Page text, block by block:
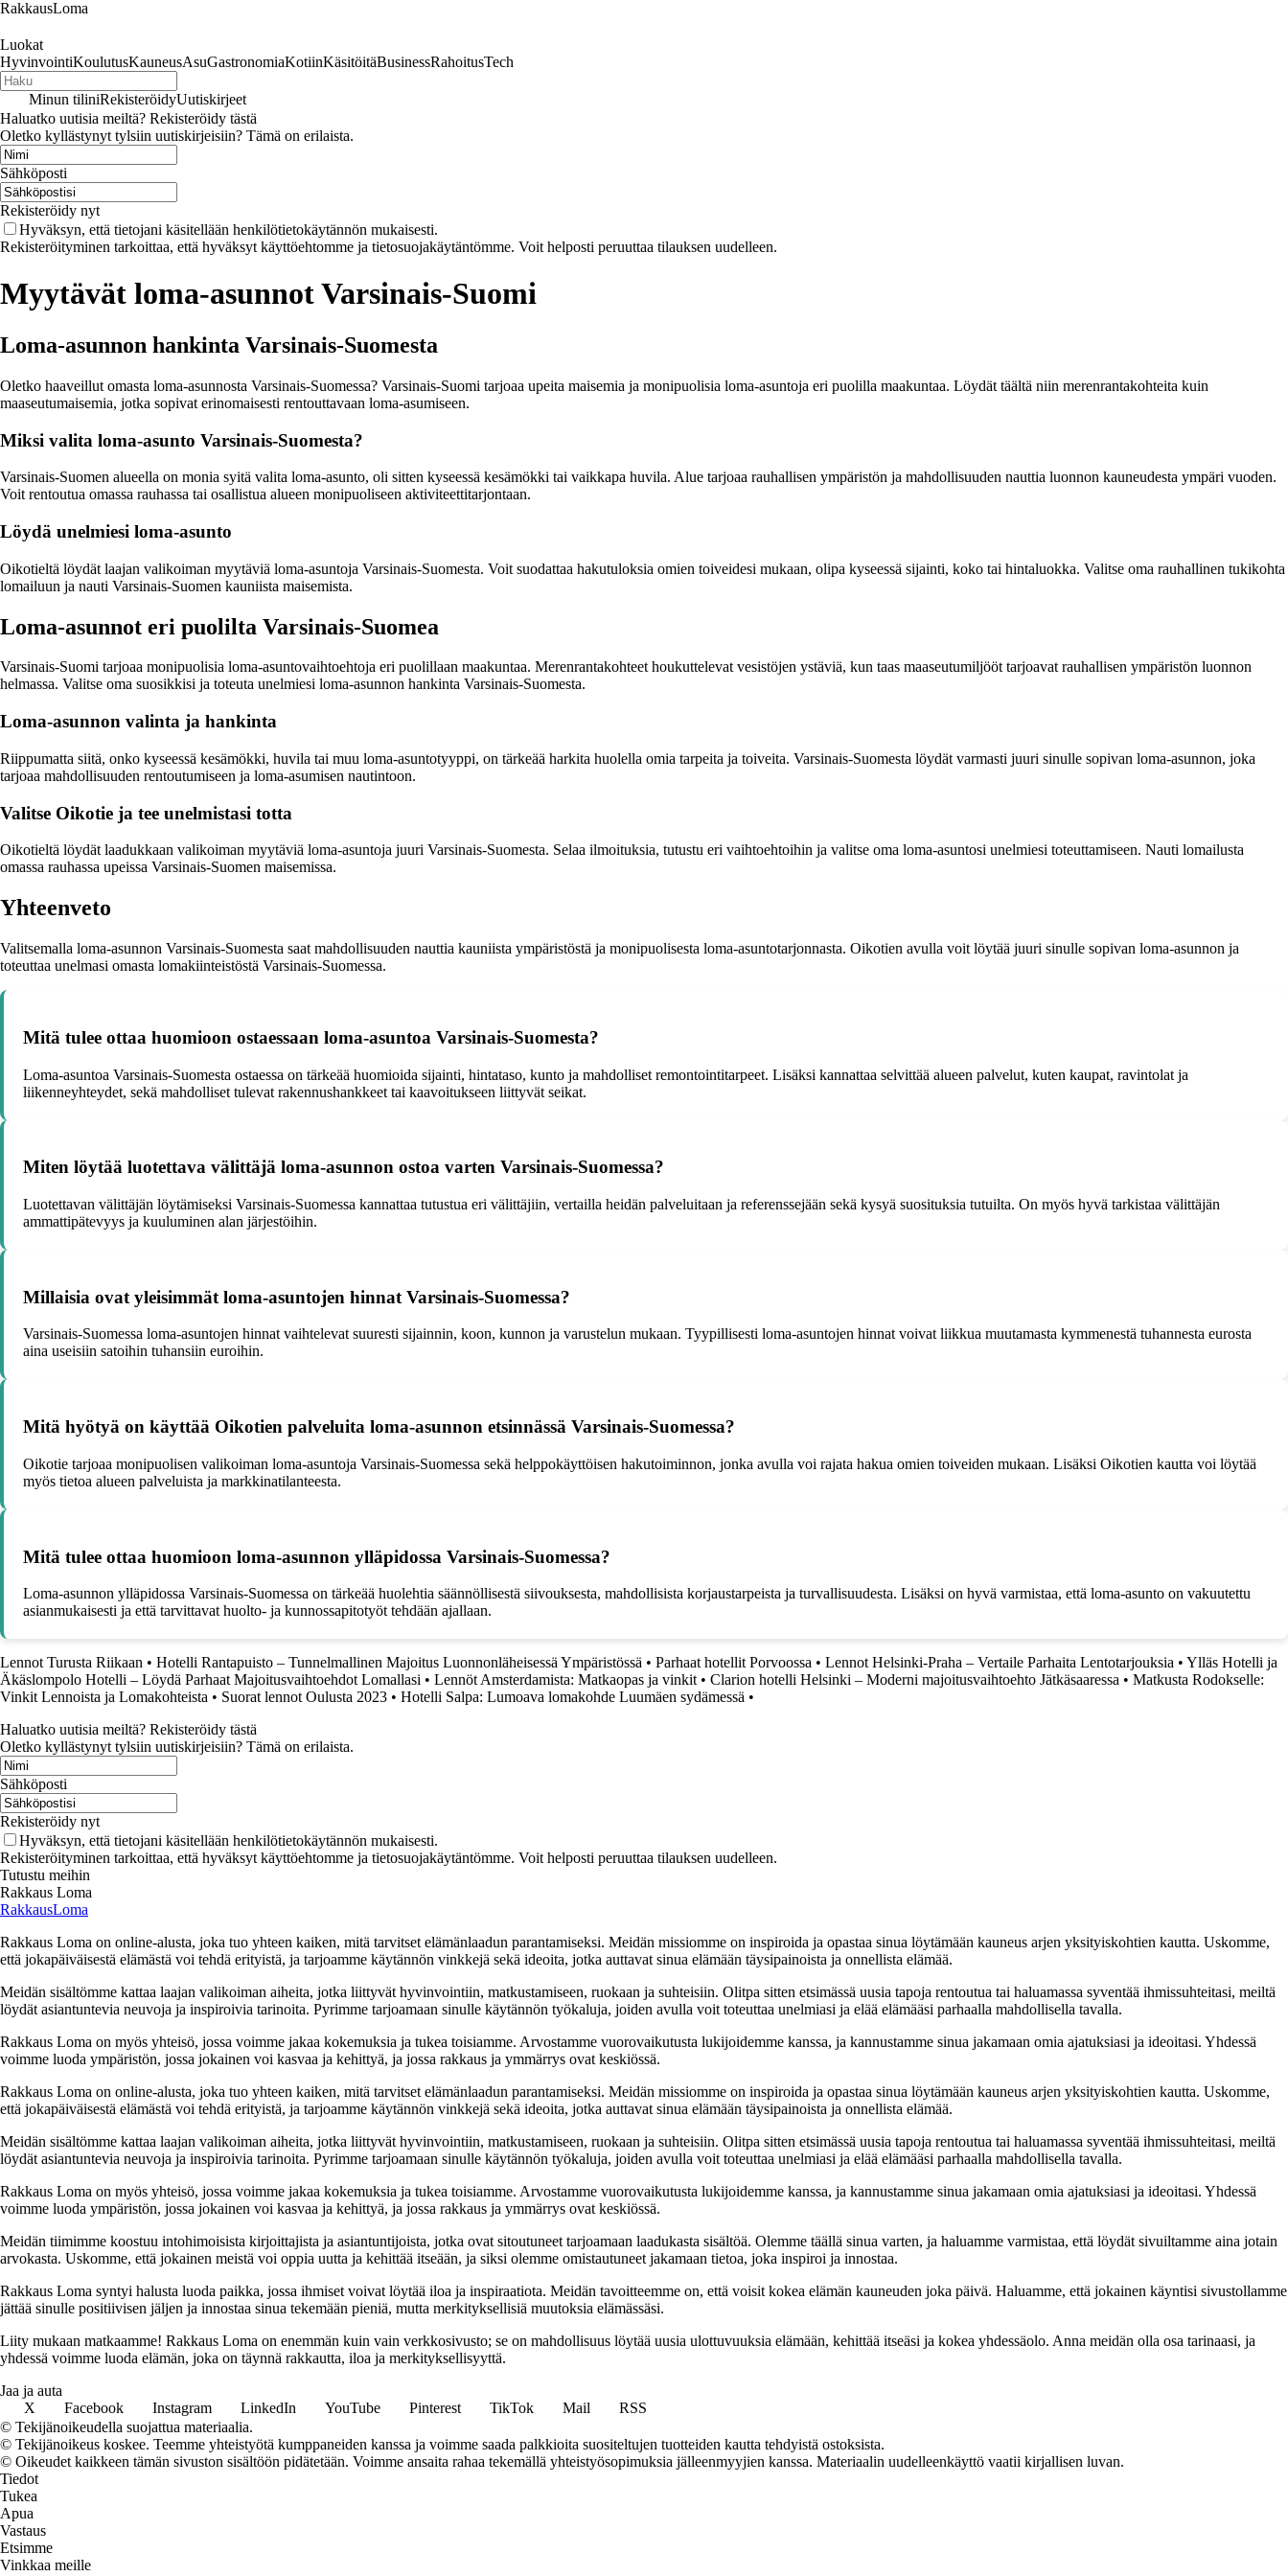
RakkausLoma
Luokat
HyvinvointiKoulutusKauneusAsuGastronomiaKotiinKäsitöitäBusinessRahoitusTech
Minun tiliniRekisteröidyUutiskirjeet
Haluatko uutisia meiltä? Rekisteröidy tästä
Oletko kyllästynyt tylsiin uutiskirjeisiin? Tämä on erilaista.
Sähköposti
Rekisteröidy nyt
Hyväksyn, että tietojani käsitellään henkilötietokäytännön mukaisesti.
Rekisteröityminen tarkoittaa, että hyväksyt käyttöehtomme ja tietosuojakäytäntömme. Voit helposti peruuttaa tilauksen uudelleen.
Myytävät loma-asunnot Varsinais-Suomi
Loma-asunnon hankinta Varsinais-Suomesta
Oletko haaveillut omasta loma-asunnosta Varsinais-Suomessa? Varsinais-Suomi tarjoaa upeita maisemia ja monipuolisia loma-asuntoja eri puolilla maakuntaa. Löydät täältä niin merenrantakohteita kuin
maaseutumaisemia, jotka sopivat erinomaisesti rentouttavaan loma-asumiseen.
Miksi valita loma-asunto Varsinais-Suomesta?
Varsinais-Suomen alueella on monia syitä valita loma-asunto, oli sitten kyseessä kesämökki tai vaikkapa huvila. Alue tarjoaa rauhallisen ympäristön ja mahdollisuuden nauttia luonnon kauneudesta ympäri vuoden.
Voit rentoutua omassa rauhassa tai osallistua alueen monipuoliseen aktiviteettitarjontaan.
Löydä unelmiesi loma-asunto
Oikotieltä löydät laajan valikoiman myytäviä loma-asuntoja Varsinais-Suomesta. Voit suodattaa hakutuloksia omien toiveidesi mukaan, olipa kyseessä sijainti, koko tai hintaluokka. Valitse oma rauhallinen tukikohta
lomailuun ja nauti Varsinais-Suomen kauniista maisemista.
Loma-asunnot eri puolilta Varsinais-Suomea
Varsinais-Suomi tarjoaa monipuolisia loma-asuntovaihtoehtoja eri puolillaan maakuntaa. Merenrantakohteet houkuttelevat vesistöjen ystäviä, kun taas maaseutumiljööt tarjoavat rauhallisen ympäristön luonnon
helmassa. Valitse oma suosikkisi ja toteuta unelmiesi loma-asunnon hankinta Varsinais-Suomesta.
Loma-asunnon valinta ja hankinta
Riippumatta siitä, onko kyseessä kesämökki, huvila tai muu loma-asuntotyyppi, on tärkeää harkita huolella omia tarpeita ja toiveita. Varsinais-Suomesta löydät varmasti juuri sinulle sopivan loma-asunnon, joka
tarjoaa mahdollisuuden rentoutumiseen ja loma-asumisen nautintoon.
Valitse Oikotie ja tee unelmistasi totta
Oikotieltä löydät laadukkaan valikoiman myytäviä loma-asuntoja juuri Varsinais-Suomesta. Selaa ilmoituksia, tutustu eri vaihtoehtoihin ja valitse oma loma-asuntosi unelmiesi toteuttamiseen. Nauti lomailusta
omassa rauhassa upeissa Varsinais-Suomen maisemissa.
Yhteenveto
Valitsemalla loma-asunnon Varsinais-Suomesta saat mahdollisuuden nauttia kauniista ympäristöstä ja monipuolisesta loma-asuntotarjonnasta. Oikotien avulla voit löytää juuri sinulle sopivan loma-asunnon ja
toteuttaa unelmasi omasta lomakiinteistöstä Varsinais-Suomessa.
Mitä tulee ottaa huomioon ostaessaan loma-asuntoa Varsinais-Suomesta?
Loma-asuntoa Varsinais-Suomesta ostaessa on tärkeää huomioida sijainti, hintataso, kunto ja mahdolliset remontointitarpeet. Lisäksi kannattaa selvittää alueen palvelut, kuten kaupat, ravintolat ja
liikenneyhteydet, sekä mahdolliset tulevat rakennushankkeet tai kaavoitukseen liittyvät seikat.
Miten löytää luotettava välittäjä loma-asunnon ostoa varten Varsinais-Suomessa?
Luotettavan välittäjän löytämiseksi Varsinais-Suomessa kannattaa tutustua eri välittäjiin, vertailla heidän palveluitaan ja referenssejään sekä kysyä suosituksia tutuilta. On myös hyvä tarkistaa välittäjän
ammattipätevyys ja kuuluminen alan järjestöihin.
Millaisia ovat yleisimmät loma-asuntojen hinnat Varsinais-Suomessa?
Varsinais-Suomessa loma-asuntojen hinnat vaihtelevat suuresti sijainnin, koon, kunnon ja varustelun mukaan. Tyypillisesti loma-asuntojen hinnat voivat liikkua muutamasta kymmenestä tuhannesta eurosta
aina useisiin satoihin tuhansiin euroihin.
Mitä hyötyä on käyttää Oikotien palveluita loma-asunnon etsinnässä Varsinais-Suomessa?
Oikotie tarjoaa monipuolisen valikoiman loma-asuntoja Varsinais-Suomessa sekä helppokäyttöisen hakutoiminnon, jonka avulla voi rajata hakua omien toiveiden mukaan. Lisäksi Oikotien kautta voi löytää
myös tietoa alueen palveluista ja markkinatilanteesta.
Mitä tulee ottaa huomioon loma-asunnon ylläpidossa Varsinais-Suomessa?
Loma-asunnon ylläpidossa Varsinais-Suomessa on tärkeää huolehtia säännöllisestä siivouksesta, mahdollisista korjaustarpeista ja turvallisuudesta. Lisäksi on hyvä varmistaa, että loma-asunto on vakuutettu
asianmukaisesti ja että tarvittavat huolto- ja kunnossapitotyöt tehdään ajallaan.
Lennot Turusta Riikaan • Hotelli Rantapuisto – Tunnelmallinen Majoitus Luonnonläheisessä Ympäristössä • Parhaat hotellit Porvoossa • Lennot Helsinki-Praha – Vertaile Parhaita Lentotarjouksia • Ylläs Hotelli ja
Äkäslompolo Hotelli – Löydä Parhaat Majoitusvaihtoehdot Lomallasi • Lennöt Amsterdamista: Matkaopas ja vinkit • Clarion hotelli Helsinki – Moderni majoitusvaihtoehto Jätkäsaaressa • Matkusta Rodokselle:
Vinkit Lennoista ja Lomakohteista • Suorat lennot Oulusta 2023 • Hotelli Salpa: Lumoava lomakohde Luumäen sydämessä •
Haluatko uutisia meiltä? Rekisteröidy tästä
Oletko kyllästynyt tylsiin uutiskirjeisiin? Tämä on erilaista.
Sähköposti
Rekisteröidy nyt
Hyväksyn, että tietojani käsitellään henkilötietokäytännön mukaisesti.
Rekisteröityminen tarkoittaa, että hyväksyt käyttöehtomme ja tietosuojakäytäntömme. Voit helposti peruuttaa tilauksen uudelleen.
Tutustu meihin
Rakkaus Loma
RakkausLoma
Rakkaus Loma on online-alusta, joka tuo yhteen kaiken, mitä tarvitset elämänlaadun parantamiseksi. Meidän missiomme on inspiroida ja opastaa sinua löytämään kauneus arjen yksityiskohtien kautta. Uskomme,
että jokapäiväisestä elämästä voi tehdä erityistä, ja tarjoamme käytännön vinkkejä sekä ideoita, jotka auttavat sinua elämään täysipainoista ja onnellista elämää.
Meidän sisältömme kattaa laajan valikoiman aiheita, jotka liittyvät hyvinvointiin, matkustamiseen, ruokaan ja suhteisiin. Olitpa sitten etsimässä uusia tapoja rentoutua tai haluamassa syventää ihmissuhteitasi, meiltä
löydät asiantuntevia neuvoja ja inspiroivia tarinoita. Pyrimme tarjoamaan sinulle käytännön työkaluja, joiden avulla voit toteuttaa unelmiasi ja elää elämääsi parhaalla mahdollisella tavalla.
Rakkaus Loma on myös yhteisö, jossa voimme jakaa kokemuksia ja tukea toisiamme. Arvostamme vuorovaikutusta lukijoidemme kanssa, ja kannustamme sinua jakamaan omia ajatuksiasi ja ideoitasi. Yhdessä
voimme luoda ympäristön, jossa jokainen voi kasvaa ja kehittyä, ja jossa rakkaus ja ymmärrys ovat keskiössä.
Rakkaus Loma on online-alusta, joka tuo yhteen kaiken, mitä tarvitset elämänlaadun parantamiseksi. Meidän missiomme on inspiroida ja opastaa sinua löytämään kauneus arjen yksityiskohtien kautta. Uskomme,
että jokapäiväisestä elämästä voi tehdä erityistä, ja tarjoamme käytännön vinkkejä sekä ideoita, jotka auttavat sinua elämään täysipainoista ja onnellista elämää.
Meidän sisältömme kattaa laajan valikoiman aiheita, jotka liittyvät hyvinvointiin, matkustamiseen, ruokaan ja suhteisiin. Olitpa sitten etsimässä uusia tapoja rentoutua tai haluamassa syventää ihmissuhteitasi, meiltä
löydät asiantuntevia neuvoja ja inspiroivia tarinoita. Pyrimme tarjoamaan sinulle käytännön työkaluja, joiden avulla voit toteuttaa unelmiasi ja elää elämääsi parhaalla mahdollisella tavalla.
Rakkaus Loma on myös yhteisö, jossa voimme jakaa kokemuksia ja tukea toisiamme. Arvostamme vuorovaikutusta lukijoidemme kanssa, ja kannustamme sinua jakamaan omia ajatuksiasi ja ideoitasi. Yhdessä
voimme luoda ympäristön, jossa jokainen voi kasvaa ja kehittyä, ja jossa rakkaus ja ymmärrys ovat keskiössä.
Meidän tiimimme koostuu intohimoisista kirjoittajista ja asiantuntijoista, jotka ovat sitoutuneet tarjoamaan laadukasta sisältöä. Olemme täällä sinua varten, ja haluamme varmistaa, että löydät sivuiltamme aina jotain
arvokasta. Uskomme, että jokainen meistä voi oppia uutta ja kehittää itseään, ja siksi olemme omistautuneet jakamaan tietoa, joka inspiroi ja innostaa.
Rakkaus Loma syntyi halusta luoda paikka, jossa ihmiset voivat löytää iloa ja inspiraatiota. Meidän tavoitteemme on, että voisit kokea elämän kauneuden joka päivä. Haluamme, että jokainen käyntisi sivustollamme
jättää sinulle positiivisen jäljen ja innostaa sinua tekemään pieniä, mutta merkityksellisiä muutoksia elämässäsi.
Liity mukaan matkaamme! Rakkaus Loma on enemmän kuin vain verkkosivusto; se on mahdollisuus löytää uusia ulottuvuuksia elämään, kehittää itseäsi ja kokea yhdessäolo. Anna meidän olla osa tarinaasi, ja
yhdessä voimme luoda elämän, joka on täynnä rakkautta, iloa ja merkityksellisyyttä.
Jaa ja auta
X
Facebook Instagram LinkedIn YouTube Pinterest TikTok Mail
RSS
© Tekijänoikeudella suojattua materiaalia.
© Tekijänoikeus koskee. Teemme yhteistyötä kumppaneiden kanssa ja voimme saada palkkioita suositeltujen tuotteiden kautta tehdyistä ostoksista.
© Oikeudet kaikkeen tämän sivuston sisältöön pidätetään. Voimme ansaita rahaa tekemällä yhteistyösopimuksia jälleenmyyjien kanssa. Materiaalin uudelleenkäyttö vaatii kirjallisen luvan.
Tiedot
Tukea
Apua
Vastaus
Etsimme
Vinkkaa meille